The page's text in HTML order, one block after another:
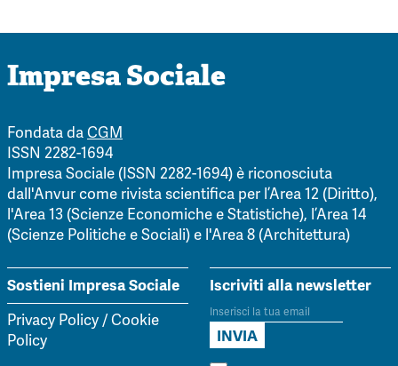
Impresa Sociale
Fondata daCGM
ISSN 2282-1694
Impresa Sociale (ISSN 2282-1694) è riconosciuta
dall'Anvur come rivista scientifica per l’Area 12 (Diritto),
l'Area 13 (Scienze Economiche e Statistiche), l’Area 14
(Scienze Politiche e Sociali) e l'Area 8 (Architettura)
Sostieni Impresa Sociale
Privacy Policy/Cookie
Policy
Iscriviti alla newsletter